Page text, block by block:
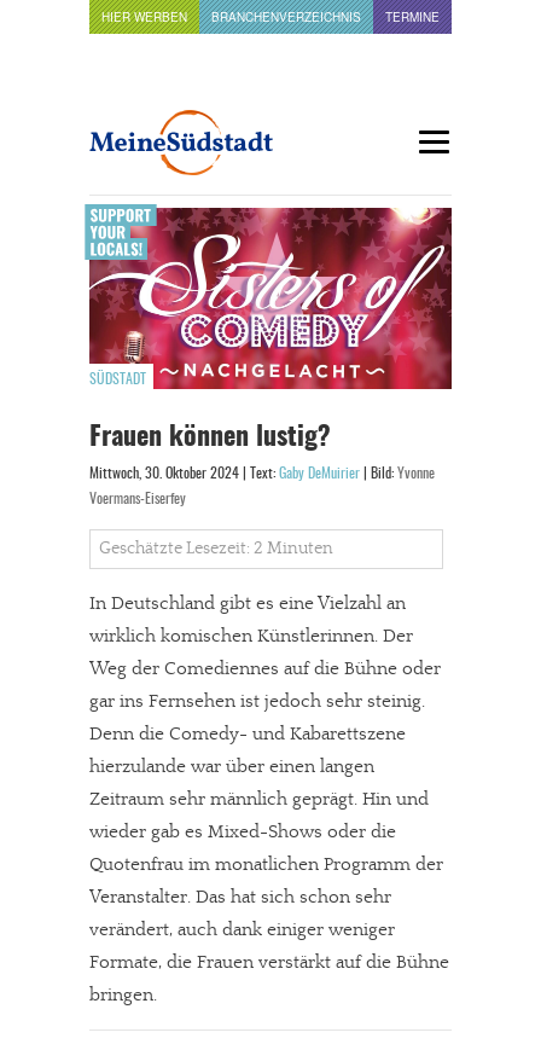
HIER WERBEN BRANCHENVERZEICHNIS TERMINE
SÜDSTADT
Frauen können lustig?
Mittwoch, 30. Oktober 2024 | Text: Gaby DeMuirier | Bild: Yvonne
Voermans-Eiserfey
Geschätzte Lesezeit: 2 Minuten
In Deutschland gibt es eine Vielzahl an
wirklich komischen Künstlerinnen. Der
Weg der Comediennes auf die Bühne oder
gar ins Fernsehen ist jedoch sehr steinig.
Denn die Comedy- und Kabarettszene
hierzulande war über einen langen
Zeitraum sehr männlich geprägt. Hin und
wieder gab es Mixed-Shows oder die
Quotenfrau im monatlichen Programm der
Veranstalter. Das hat sich schon sehr
verändert, auch dank einiger weniger
Formate, die Frauen verstärkt auf die Bühne
bringen.